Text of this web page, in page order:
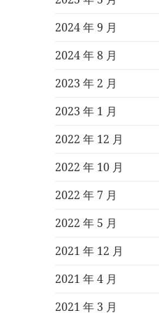
2024 年 9 月
2024 年 8 月
2023 年 2 月
2023 年 1 月
2022 年 12 月
2022 年 10 月
2022 年 7 月
2022 年 5 月
2021 年 12 月
2021 年 4 月
2021 年 3 月